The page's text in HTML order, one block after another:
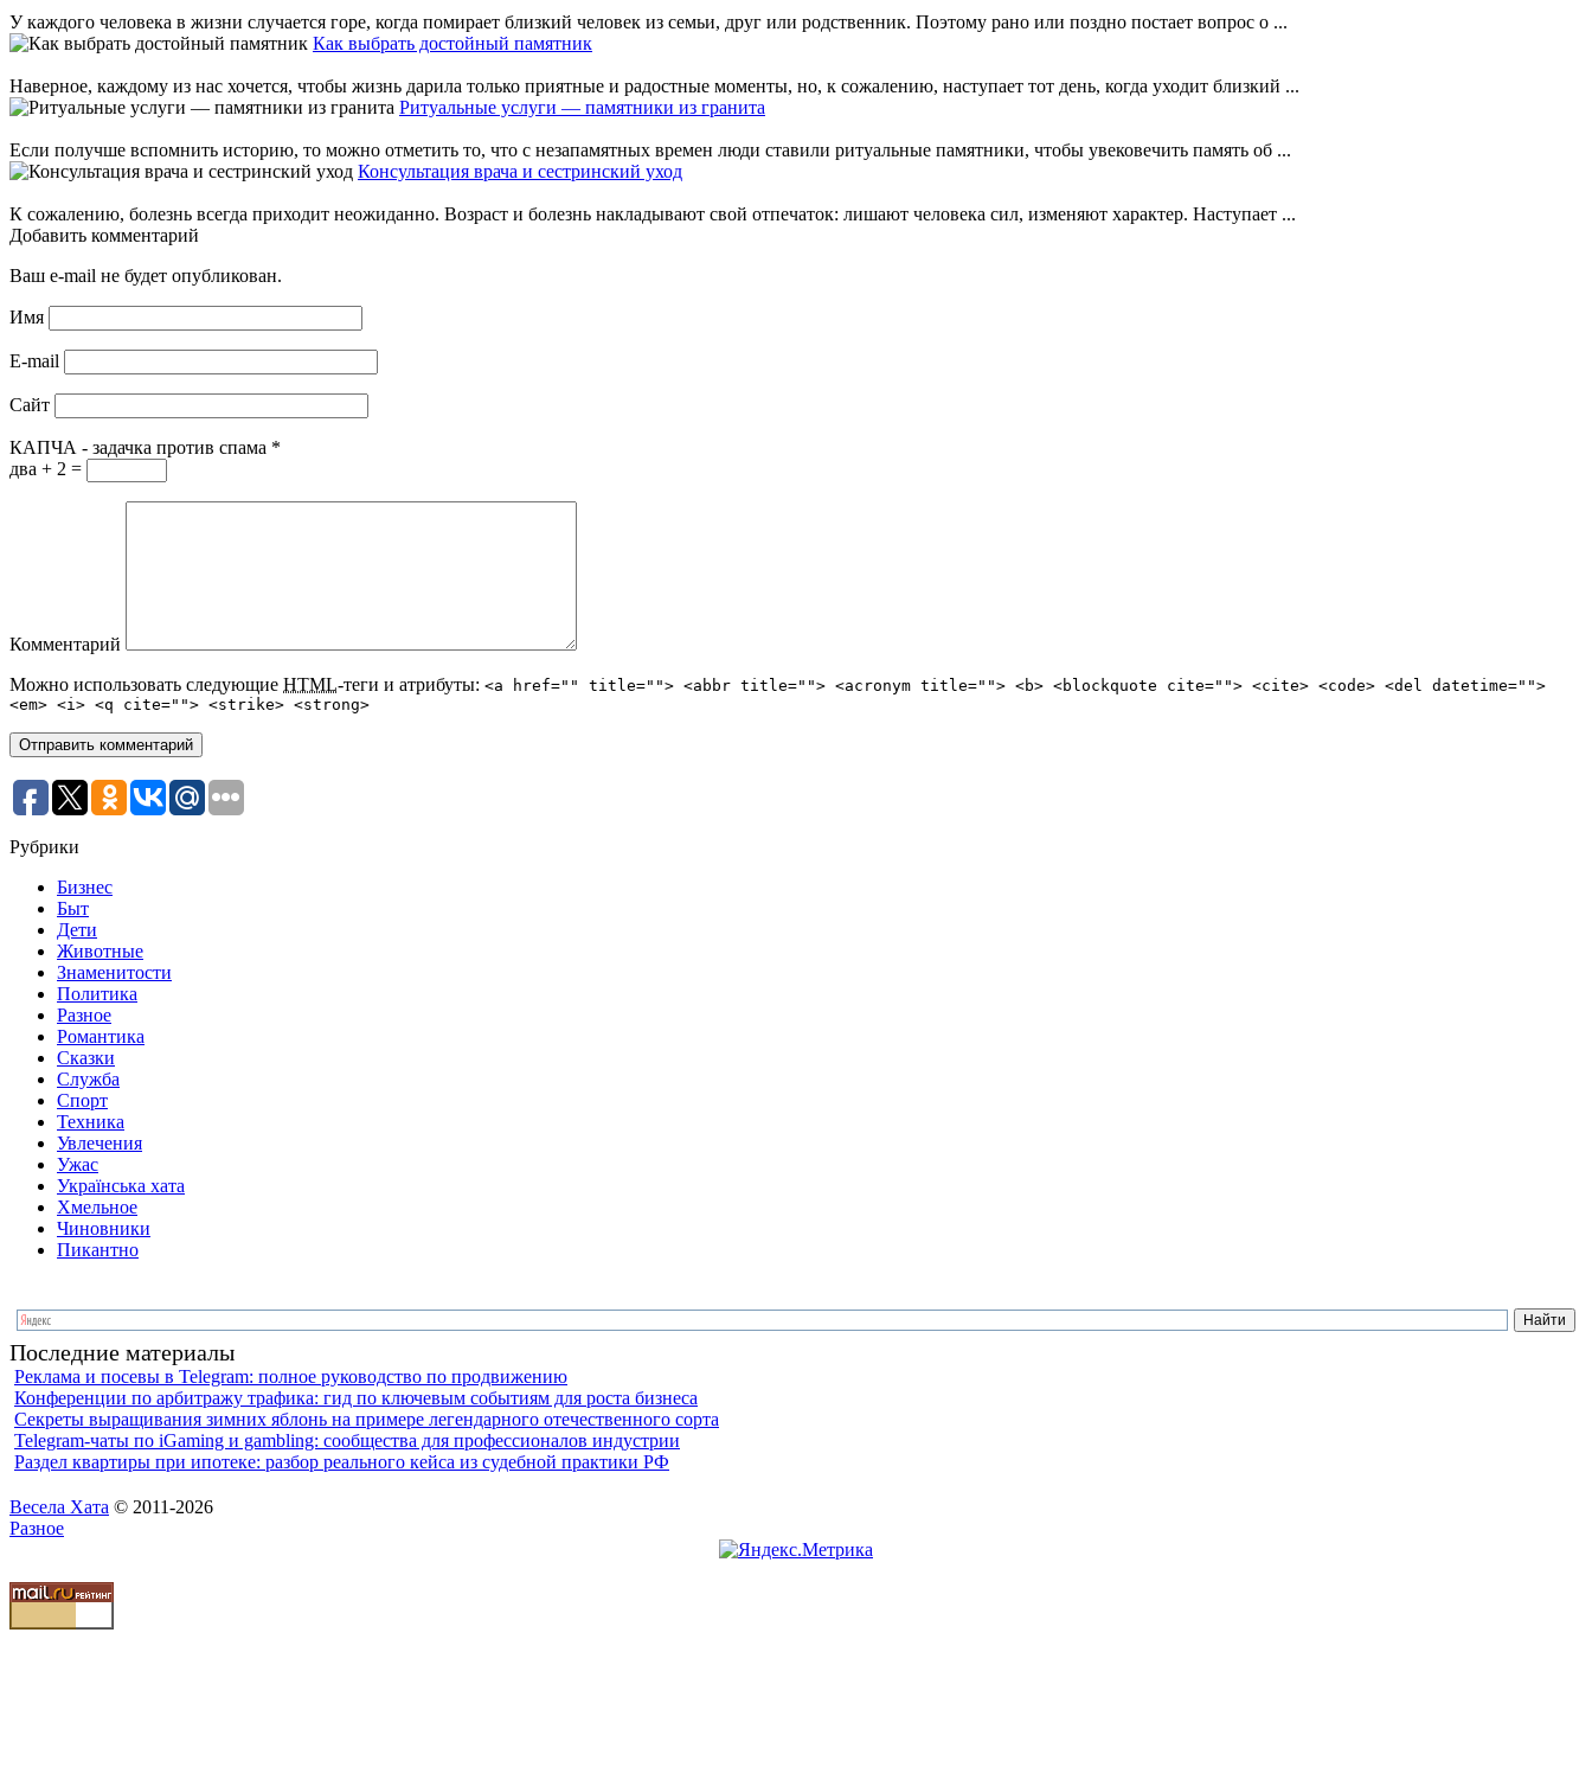
У каждого человека в жизни случается горе, когда помирает близкий человек из семьи, друг или родственник. Поэтому рано или поздно постает вопрос о ...
Как выбрать достойный памятник
Наверное, каждому из нас хочется, чтобы жизнь дарила только приятные и радостные моменты, но, к сожалению, наступает тот день, когда уходит близкий ...
Ритуальные услуги — памятники из гранита
Если получше вспомнить историю, то можно отметить то, что с незапамятных времен люди ставили ритуальные памятники, чтобы увековечить память об ...
Консультация врача и сестринский уход
К сожалению, болезнь всегда приходит неожиданно. Возраст и болезнь накладывают свой отпечаток: лишают человека сил, изменяют характер. Наступает ...
Добавить комментарий
Ваш e-mail не будет опубликован.
Имя
E-mail
Сайт
КАПЧА - задачка против спама *
два + 2 =
Комментарий
Можно использовать следующие HTML-теги и атрибуты: <a href="" title=""> <abbr title=""> <acronym title=""> <b> <blockquote cite=""> <cite> <code> <del datetime="">
<em> <i> <q cite=""> <strike> <strong>
Рубрики
Бизнес
Быт
Дети
Животные
Знаменитости
Политика
Разное
Романтика
Сказки
Служба
Спорт
Техника
Увлечения
Ужас
Українська хата
Хмельное
Чиновники
Пикантно
Последние материалы
Реклама и посевы в Telegram: полное руководство по продвижению
Конференции по арбитражу трафика: гид по ключевым событиям для роста бизнеса
Секреты выращивания зимних яблонь на примере легендарного отечественного сорта
Telegram-чаты по iGaming и gambling: сообщества для профессионалов индустрии
Раздел квартиры при ипотеке: разбор реального кейса из судебной практики РФ
Весела Хата © 2011-2026
Разное